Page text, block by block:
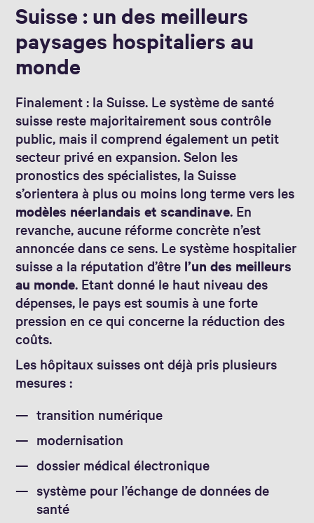
Suisse : un des meilleurs
paysages hospitaliers au
monde
Finalement : la Suisse. Le système de santé
suisse reste majoritairement sous contrôle
public, mais il comprend également un petit
secteur privé en expansion. Selon les
pronostics des spécialistes, la Suisse
s’orientera à plus ou moins long terme vers les
modèles néerlandais et scandinave. En
revanche, aucune réforme concrète n’est
annoncée dans ce sens. Le système hospitalier
suisse a la réputation d’être l’un des meilleurs
au monde. Etant donné le haut niveau des
dépenses, le pays est soumis à une forte
pression en ce qui concerne la réduction des
coûts.
Les hôpitaux suisses ont déjà pris plusieurs
mesures :
transition numérique
modernisation
dossier médical électronique
système pour l’échange de données de
santé